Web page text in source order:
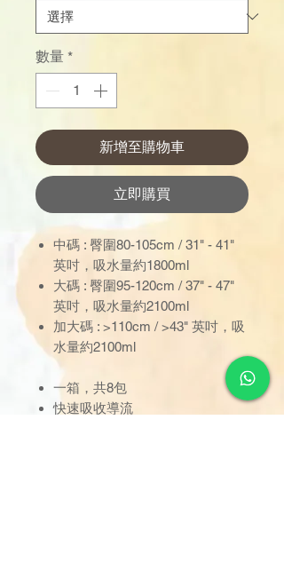
數量 *
新增至購物車
立即購買
中碼 : 臀圍80-105cm / 31" - 41"
英吋，吸水量約1800ml
大碼 : 臀圍95-120cm / 37" - 47"
英吋，吸水量約2100ml
加大碼 : >110cm / >43" 英吋，吸
水量約2100ml
一箱，共8包
快速吸收導流